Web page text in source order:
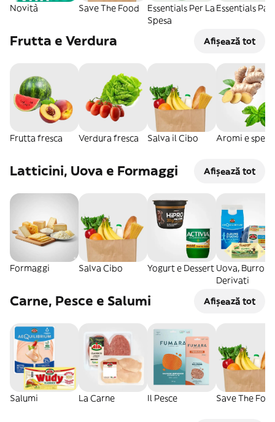
Novità Save The Food
Essentials Per La
Spesa
Essentials
Frutta e Verdura Afișează tot
Frutta fresca Verdura fresca Salva il Cibo Aromi e
Latticini, Uova e Formaggi Afișează tot
Formaggi Salva Cibo Yogurt e Dessert Uova, Burro e
Derivati
Carne, Pesce e Salumi Afișează tot
Salumi La Carne Il Pesce Save The